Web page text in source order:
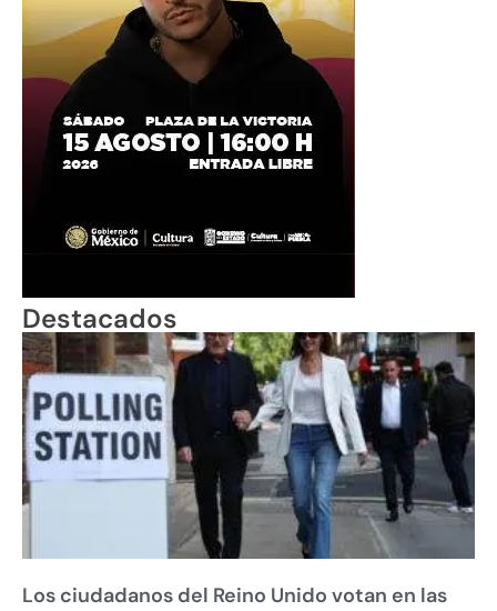
Destacados
Los ciudadanos del Reino Unido votan en las